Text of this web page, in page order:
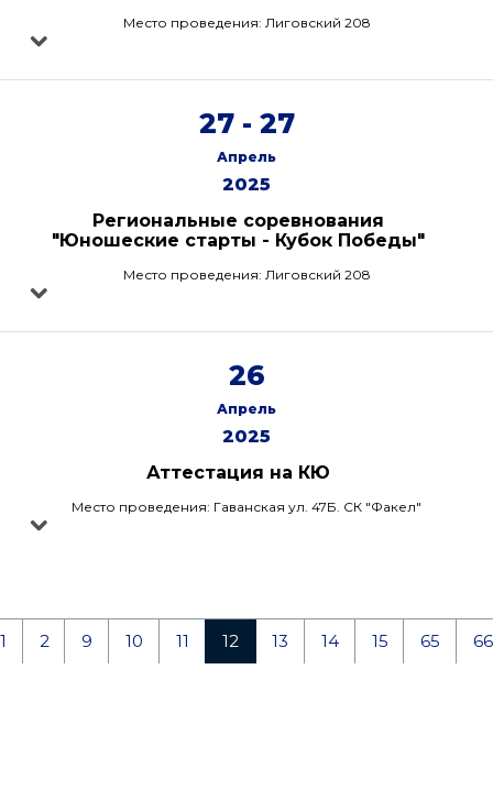
Место проведения: Лиговский 208
27 - 27
Апрель
2025
Региональные соревнования
"Юношеские старты - Кубок Победы"
Место проведения: Лиговский 208
26
Апрель
2025
Аттестация на КЮ
Место проведения: Гаванская ул. 47Б. СК "Факел"
1 2 9 10 11 12 13 14 15 65 66